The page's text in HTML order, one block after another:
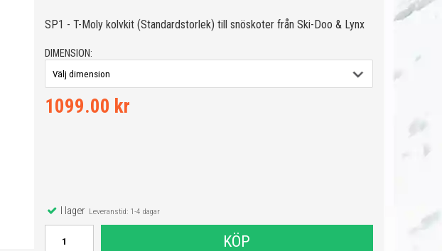
SP1 - T-Moly kolvkit (Standardstorlek) till snöskoter från Ski-Doo & Lynx
DIMENSION:
1099.00 kr
I lagerLeveranstid: 1-4 dagar
KÖP